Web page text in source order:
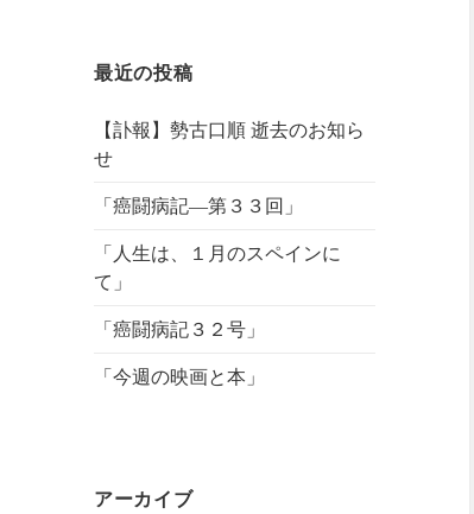
最近の投稿
【訃報】勢古口順 逝去のお知ら
せ
「癌闘病記―第３３回」
「人生は、１月のスペインに
て」
「癌闘病記３２号」
「今週の映画と本」
アーカイブ